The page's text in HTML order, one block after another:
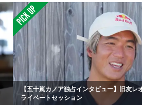
【五十嵐カノア独占インタビュー】旧友レ
ライベートセッション